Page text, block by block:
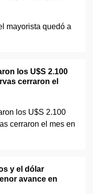
los U$S 2.100
cerraron el
y el dólar
avance en